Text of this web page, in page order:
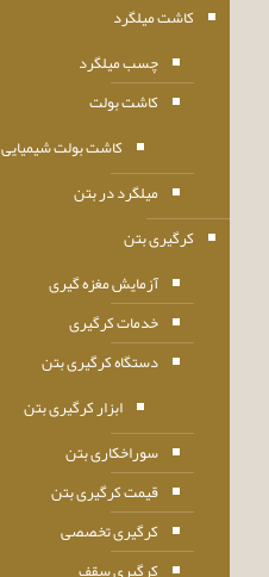
کاشت میلگرد
چسب میلگرد
کاشت بولت
کاشت بولت شیمیایی
میلگرد در بتن
کرگیری بتن
آزمایش مغزه گیری
خدمات کرگیری
دستگاه کرگیری بتن
ابزار کرگیری بتن
سوراخکاری بتن
قیمت کرگیری بتن
کرگیری تخصصی
کرگیری سقف